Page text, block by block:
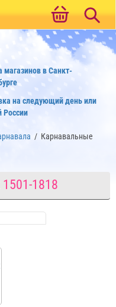
магазинов в Санкт-
на следующий день или
России
/ Карнавальные
1501-1818